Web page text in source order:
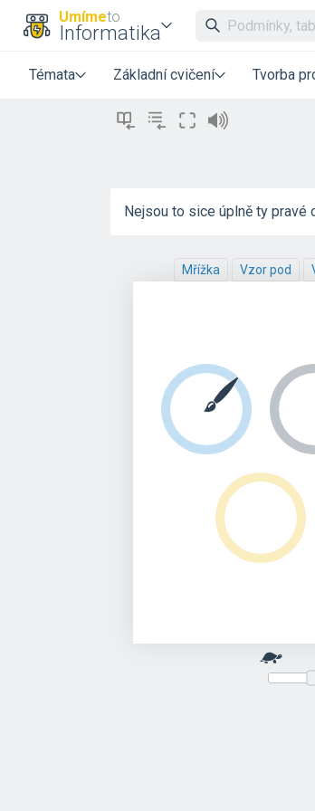
Umímeto
Informatika
Témata Základní cvičení Tvorba
Nejsou to sice úplně ty pravé
Mřížka Vzor pod